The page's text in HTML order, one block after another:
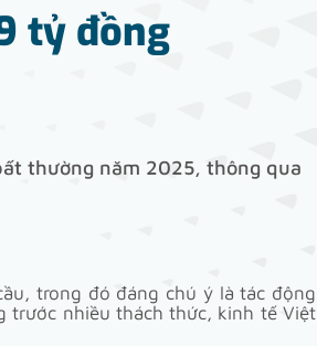
tỷ đồng
thường năm 2025, thông qua
trong đó đáng chú ý là tác động
trước nhiều thách thức, kinh tế Việt